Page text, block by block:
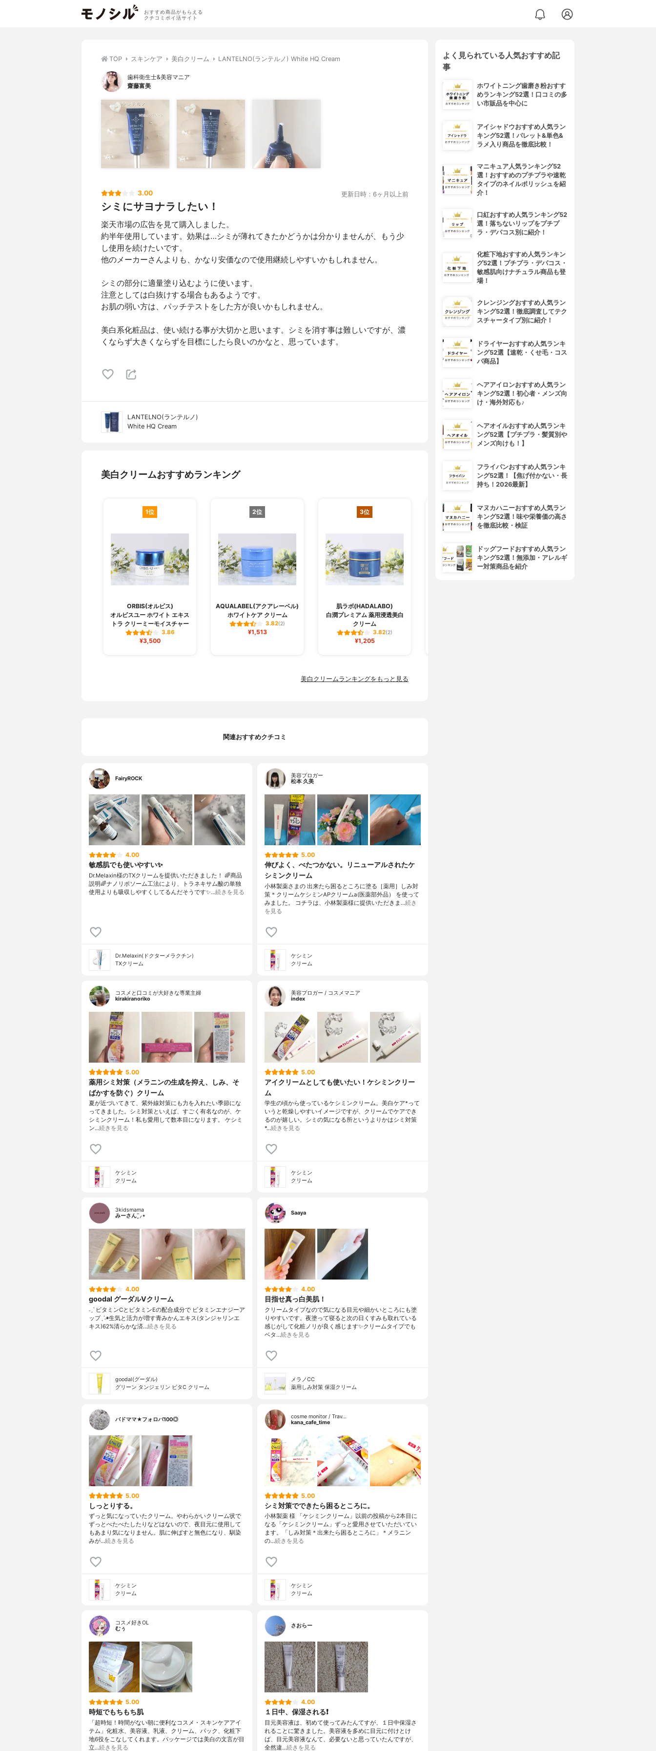
おすすめ商品がもらえる
クチコミポイ活サイト
TOP スキンケア 美白クリーム LANTELNO(ランテルノ) White HQ Cream
歯科衛生士&美容マニア
齋藤富美
3.00 更新日時：6ヶ月以上前
シミにサヨナラしたい！
楽天市場の広告を見て購入しました。
約半年使用しています。効果は…シミが薄れてきたかどうかは分かりませんが、もう少
し使用を続けたいです。
他のメーカーさんよりも、かなり安価なので使用継続しやすいかもしれません。
シミの部分に適量塗り込むように使います。
注意としては白抜けする場合もあるようです。
お肌の弱い方は、パッチテストをした方が良いかもしれません。
美白系化粧品は、使い続ける事が大切かと思います。シミを消す事は難しいですが、濃
くならず大きくならずを目標にしたら良いのかなと、思っています。
LANTELNO(ランテルノ)
White HQ Cream
美白クリームおすすめランキング
1位
ORBIS(オルビス)
オルビスユー ホワイト エキス
トラ クリーミーモイスチャー
3.86
¥3,500
2位
AQUALABEL(アクアレーベル)
ホワイトケア クリーム
3.82(2)
¥1,513
3位
肌ラボ(HADALABO)
白潤プレミアム 薬用浸透美白
クリーム
3.82(2)
¥1,205
4位
美白クリームランキングをもっと見る
関連おすすめクチコミ
FairyROCK
4.00
敏感肌でも使いやすい✨
Dr.Melaxin様のTXクリームを提供いただきました！ 🌈商品
説明🌈ナノリポソーム工法により、トラネキサム酸の単独
使用よりも吸収しやすくしてるんだそうです✨…続きを見る
Dr.Melaxin(ドクターメラクチン)
TXクリーム
美容ブロガー
松本 久美
5.00
伸びよく、べたつかない。リニューアルされたケ
シミンクリーム
小林製薬さまの 出来たら困るところに塗る［薬用］しみ対
策＊クリームケシミンAPクリームa(医薬部外品） を使って
みました。 コチラは、小林製薬様に提供いただきま…続き
を見る
ケシミン
クリーム
コスメと口コミが大好きな専業主婦
kirakiranoriko
5.00
薬用シミ対策（メラニンの生成を抑え、しみ、そ
ばかすを防ぐ）クリーム
夏が近づいてきて、紫外線対策にも力を入れたい季節にな
ってきました。シミ対策といえば、すごく有名なのが、ケ
シミンクリーム！私も愛用して数本目になります。 ケシミ
ン…続きを見る
ケシミン
クリーム
美容ブロガー / コスメマニア
index
5.00
アイクリームとしても使いたい！ケシミンクリー
ム
学生の頃から使っているケシミンクリーム。美白ケア*って
いうと乾燥しやすいイメージですが、クリームでケアでき
るのが嬉しい。シミの気になる所というよりかはシミ対策
*…続きを見る
ケシミン
クリーム
3kidsmama
みーさん¨̮⸝⋆
4.00
goodal グーダルVクリーム
˗ˏˋ ビタミンCとビタミンEの配合成分で ビタミンエナジーア
ップˎˊ˗◉生気と活力が増す青みかんエキス(タンジャリンエ
キス)62%清らかな済…続きを見る
goodal(グーダル)
グリーン タンジェリン ビタC クリーム
Saaya
4.00
目指せ真っ白美肌！
クリームタイプなので気になる目元や細かいところにも塗
りやすいです。夜塗って寝ると次の日くすみも取れている
感じがして化粧ノリが良く感じます✨クリームタイプでも
ベタ…続きを見る
メラノCC
薬用しみ対策 保湿クリーム
バドママ★フォロバ100◎
5.00
しっとりする。
ずっと気になっていたクリーム。やわらかいクリーム状で
ずっとべたべたしたりなどはないので、夜目元に使用して
もあまり気になりません。肌に伸ばすと無色になり、馴染
みが…続きを見る
ケシミン
クリーム
cosme monitor / Trav…
kana_cafe_time
5.00
シミ対策でできたら困るところに。
小林製薬 様 「ケシミンクリーム」以前の投稿から2本目に
なる「ケシミンクリーム」ずっと愛用させていただいてい
ます。「しみ対策＊出来たら困るところに」＊メラニン
の…続きを見る
ケシミン
クリーム
コスメ好きOL
むぅ
5.00
時短でもちもち肌
「超時短！時間がない朝に便利なコスメ・スキンケアアイ
テム」化粧水、美容液、乳液、クリーム、パック、化粧下
地6役をこなしてくれます。パッケージでは美白の文言が目
立…続きを見る
さおらー
4.00
１日中、保湿される❗
目元美容液は、初めて使ってみたんてすが、１日中保湿さ
れることに驚きました。美容液を多めに目元に付けとけ
ば、目元美容液なんて、必要ないと思っていたんですが、
全然違…続きを見る
よく見られている人気おすすめ記
事
ホワイトニング歯磨き粉おすす
めランキング52選！口コミの多
い市販品を中心に
アイシャドウおすすめ人気ラン
キング52選！パレット&単色&
ラメ入り商品を徹底比較！
マニキュア人気ランキング52
選！おすすめのプチプラや速乾
タイプのネイルポリッシュを紹
介！
口紅おすすめ人気ランキング52
選！落ちないリップをプチプ
ラ・デパコス別に紹介！
化粧下地おすすめ人気ランキン
グ52選！プチプラ・デパコス・
敏感肌向けナチュラル商品も登
場！
クレンジングおすすめ人気ラン
キング52選！徹底調査してテク
スチャータイプ別に紹介！
ドライヤーおすすめ人気ランキ
ング52選【速乾・くせ毛・コス
パ商品】
ヘアアイロンおすすめ人気ラン
キング52選！初心者・メンズ向
け・海外対応も♪
ヘアオイルおすすめ人気ランキ
ング52選【プチプラ・髪質別や
メンズ向けも！】
フライパンおすすめ人気ランキ
ング52選！【焦げ付かない・長
持ち！2026最新】
マヌカハニーおすすめ人気ラン
キング52選！味や栄養価の高さ
を徹底比較・検証
ドッグフードおすすめ人気ラン
キング52選！無添加・アレルギ
ー対策商品を紹介